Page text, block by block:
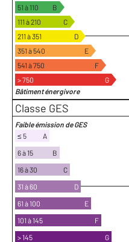
51 à 110
B
111 à 210
C
211 à 351
D
351 à 540
E
541 à 750
F
> 750
G
Bâtiment énergivore
Classe GES
Faible émission de GES
≤ 5
A
6 à 15
B
16 à 30
C
31 à 60
D
61 à 100
E
101 à 145
F
> 145
G